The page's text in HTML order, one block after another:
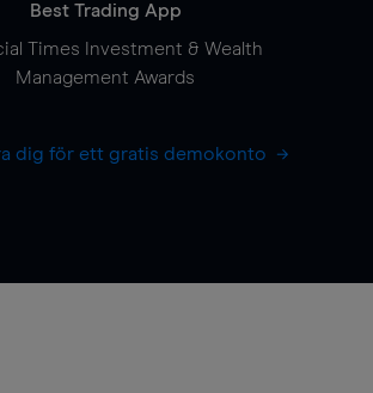
Best Trading App
Times Investment & Wealth
Management Awards
dig för ett gratis demokonto